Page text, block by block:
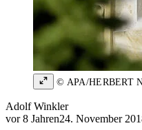
© APA/HERBERT
Adolf Winkler
vor 8 Jahren24. November